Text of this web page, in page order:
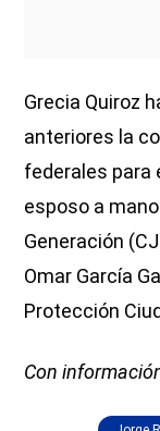
Grecia Quiroz
anteriores la
federales para
esposo a
Generación
Omar García
Protección
Con